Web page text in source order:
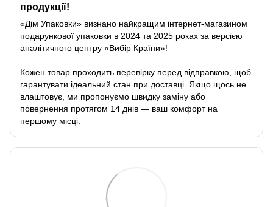
продукції!
«Дім Упаковки» визнано найкращим інтернет-магазином
подарункової упаковки в 2024 та 2025 роках за версією
аналітичного центру «Вибір Країни»!
Кожен товар проходить перевірку перед відправкою, щоб
гарантувати ідеальний стан при доставці. Якщо щось не
влаштовує, ми пропонуємо швидку заміну або
повернення протягом 14 днів — ваш комфорт на
першому місці.